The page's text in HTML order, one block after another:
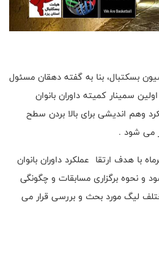
بسکتبال، بنا به گفته دهقان مسئول
سمینار کمیته داوران بانوان
وهم اندیشی برای بالا بردن سطح
می شود .
با هدف ارتقا عملکرد داوران بانوان
و نحوه برگزاری مسابقات و چگونگی
لیگ مورد بحث و بررسی قرار می